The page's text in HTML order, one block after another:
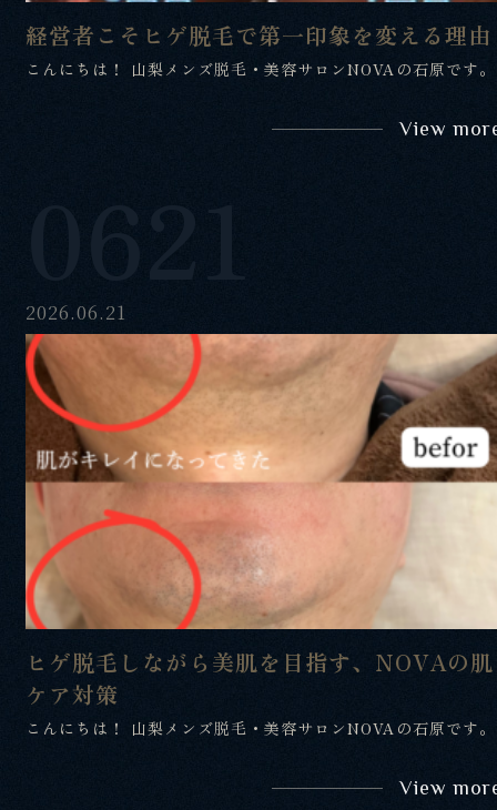
経営者こそヒゲ脱毛で第一印象を変える理由
こんにちは！ 山梨メンズ脱毛・美容サロンNOVAの石原です。
View
0621
2026.06.21
ヒゲ脱毛しながら美肌を目指す、NOVAの肌
ケア対策
こんにちは！ 山梨メンズ脱毛・美容サロンNOVAの石原です。
View